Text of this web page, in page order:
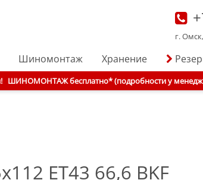
г.
Шиномонтаж Хранение
ШИНОМОНТАЖ бесплатно* (подробности у
ET43 66,6 BKF